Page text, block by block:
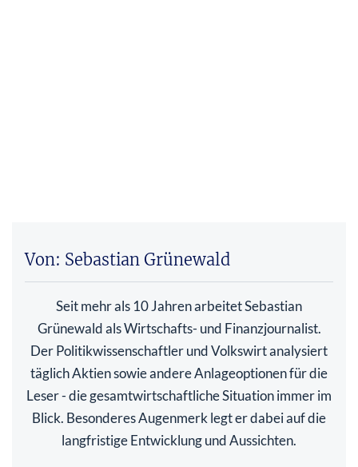
Von: Sebastian Grünewald
Seit mehr als 10 Jahren arbeitet Sebastian
Grünewald als Wirtschafts- und Finanzjournalist.
Der Politikwissenschaftler und Volkswirt analysiert
täglich Aktien sowie andere Anlageoptionen für die
Leser - die gesamtwirtschaftliche Situation immer im
Blick. Besonderes Augenmerk legt er dabei auf die
langfristige Entwicklung und Aussichten.